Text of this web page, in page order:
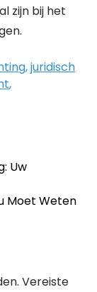
zijn bij het
,juridisch
,
Uw
Moet Weten
Vereiste